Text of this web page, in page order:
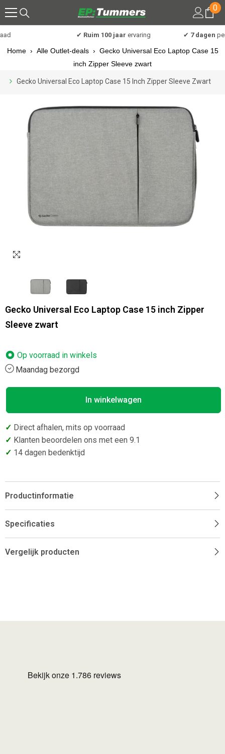
Meteen naar de content 00
✔Ruim 100 jaarervaring ✔7 dagenper
Home › Alle Outlet-deals › Gecko Universal Eco Laptop Case 15
inch Zipper Sleeve zwart
Gecko Universal Eco Laptop Case 15 Inch Zipper Sleeve Zwart
Gecko Universal Eco Laptop Case 15 inch Zipper
Sleeve zwart
Op voorraad in winkels
Maandag bezorgd
In winkelwagen
✓ Direct afhalen, mits op voorraad
✓ Klanten beoordelen ons met een 9.1
✓ 14 dagen bedenktijd
Productinformatie
Specificaties
Vergelijk producten